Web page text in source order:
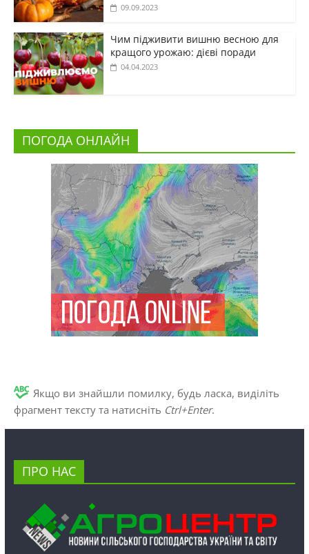
09.09.2023
Чим підживити вишню весною для
кращого урожаю: дієві поради
04.04.2023
ПОГОДА ОНЛАЙН
Якщо ви знайшли помилку, будь ласка, виділіть
фрагмент тексту та натисніть Ctrl+Enter.
ПРО НАС